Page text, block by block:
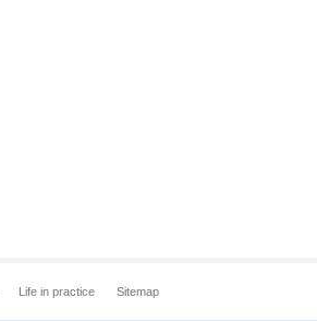
Life in practice Sitemap